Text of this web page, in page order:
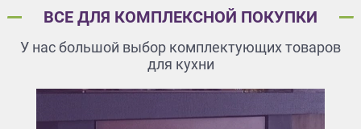
ВСЕ ДЛЯ КОМПЛЕКСНОЙ ПОКУПКИ
У нас большой выбор комплектующих товаров
для кухни